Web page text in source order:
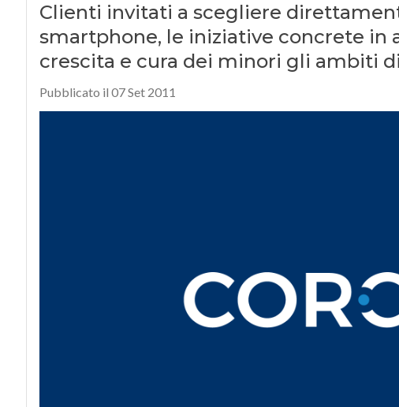
Clienti invitati a scegliere
smartphone, le iniziative concrete in
crescita e cura dei minori gli ambiti
Pubblicato il 07 Set 2011